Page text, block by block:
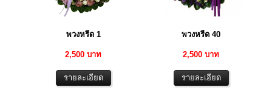
พวงหรีด 1
2,500 บาท
พวงหรีด 40
2,500 บาท